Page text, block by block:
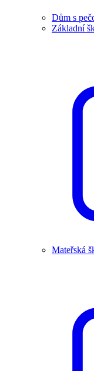
Dům s
Základní
Mateřská